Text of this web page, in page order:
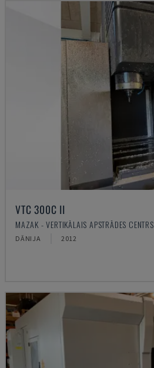
VTC 300C II
MAZAK - VERTIKĀLAIS APSTRĀDES CENTRS
DĀNIJA 2012